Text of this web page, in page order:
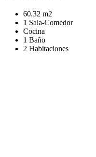
60.32 m2
1 Sala-Comedor
Cocina
1 Baño
2 Habitaciones